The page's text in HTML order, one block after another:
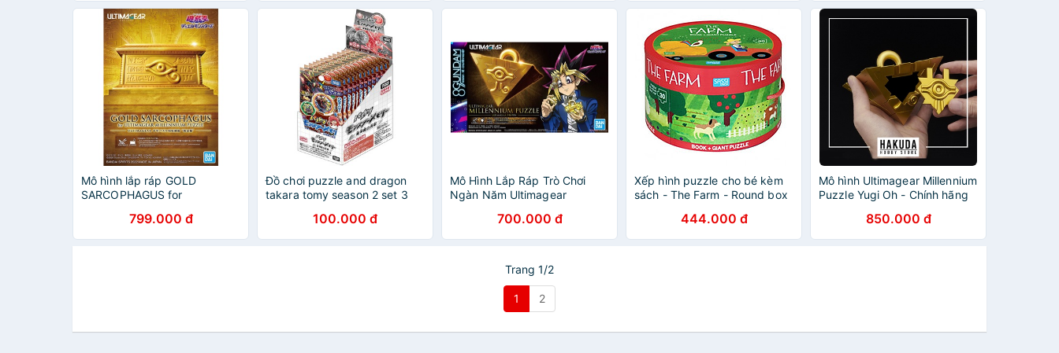
Mô hình lắp ráp GOLD
SARCOPHAGUS for
PUZZLE Bandai
799.000 đ
Đồ chơi puzzle and dragon
takara tomy season 2 set 3
100.000 đ
Mô Hình Lắp Ráp Trò Chơi
Ngàn Năm Ultimagear
700.000 đ
Xếp hình puzzle cho bé kèm
sách - The Farm - Round box
444.000 đ
Mô hình Ultimagear Millennium
Puzzle Yugi Oh - Chính hãng
850.000 đ
Trang 1/2
1 2